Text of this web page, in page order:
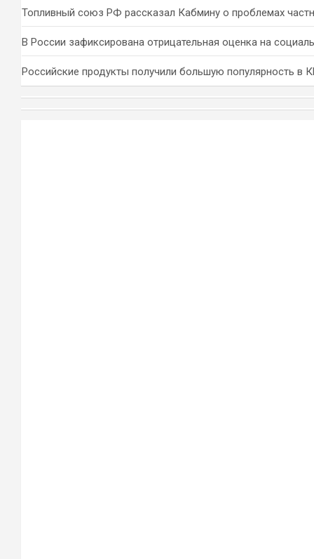
Топливный союз РФ рассказал Кабмину о проблемах
В России зафиксирована отрицательная оценка на
Российские продукты получили большую популярность в